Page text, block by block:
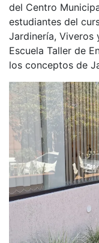
del Centro
estudiantes del
Jardinería, Viveros
Escuela Taller de
los conceptos de